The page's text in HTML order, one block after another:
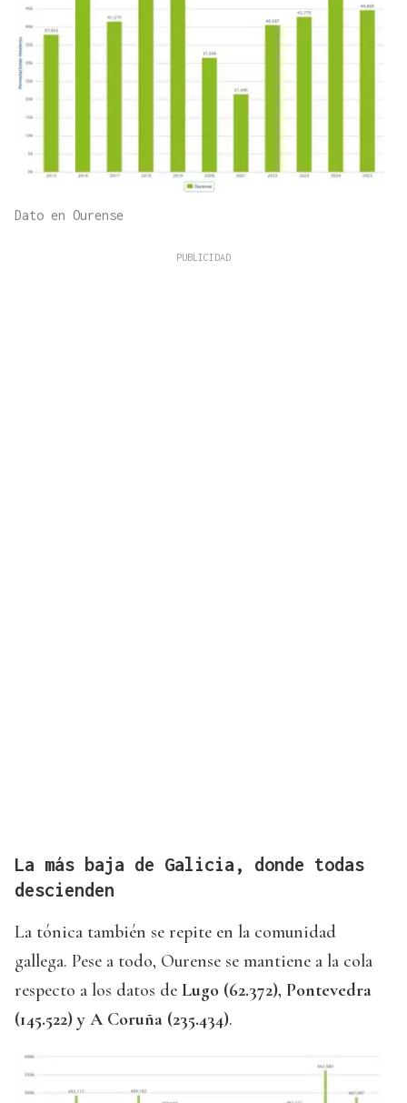
Dato en Ourense
La más baja de Galicia, donde todas
descienden
La tónica también se repite en la comunidad
gallega. Pese a todo, Ourense se mantiene a la cola
respecto a los datos de Lugo (62.372), Pontevedra
(145.522) y A Coruña (235.434).